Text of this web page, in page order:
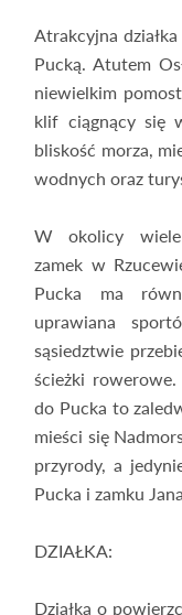
Atrakcyjna
Pucką. Atutem
niewielkim
klif ciągnący się
bliskość morza,
wodnych oraz
W okolicy wiele
zamek w
Pucka ma
uprawiana
sąsiedztwie
ścieżki
do Pucka to
mieści się
przyrody, a
Pucka i zamku
DZIAŁKA:
Działka o